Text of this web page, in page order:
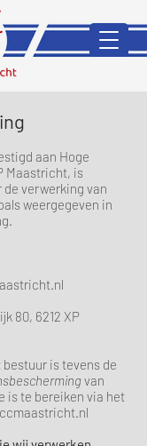
aan Hoge
Maastricht, is
verwerking van
weergegeven in
80, 6212 XP
is tevens de
van
is te bereiken via het